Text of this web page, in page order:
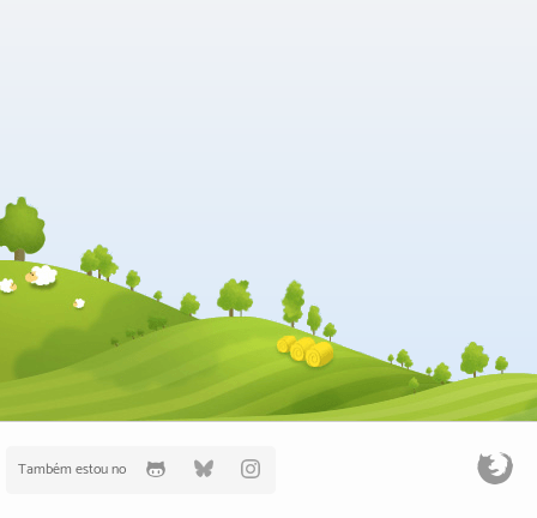
Também estou no